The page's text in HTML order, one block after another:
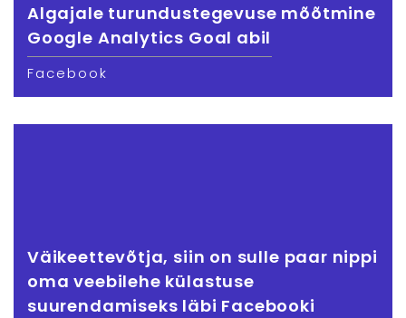
Algajale turundustegevuse mõõtmine
Google Analytics Goal abil
Facebook
Väikeettevõtja, siin on sulle paar nippi
oma veebilehe külastuse
suurendamiseks läbi Facebooki